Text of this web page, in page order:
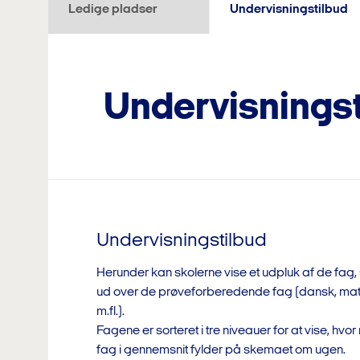
Vi har ca. 145 elever fordelt på en
Ledige pladser Undervisningstilbud
Ledige
Idræt
Undervisningstilbud
Herunder kan skolerne vise et udpluk af de
ud over de prøveforberedende fag (dansk,
m.fl.).
Fagene er sorteret i tre niveauer for at vise,
fag i gennemsnit fylder på skemaet om ugen.
Beregn pris
Her kan du beregne, hvad du
(din egenbetaling) for et
efter elevstøtte fra staten er
Beregningen er kun tilgængelig for de skoleår,
om den statslige elevstøtte. Vi tilføjer et nyt